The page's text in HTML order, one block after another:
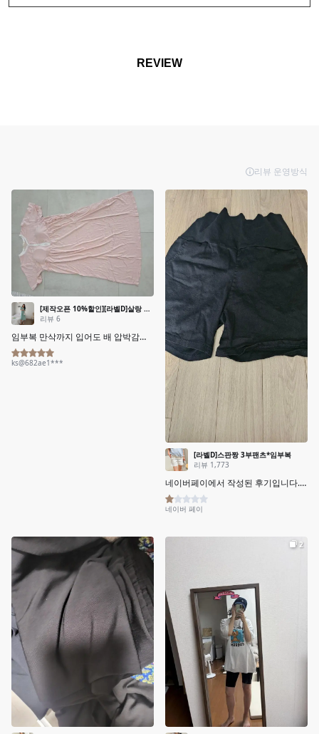
REVIEW